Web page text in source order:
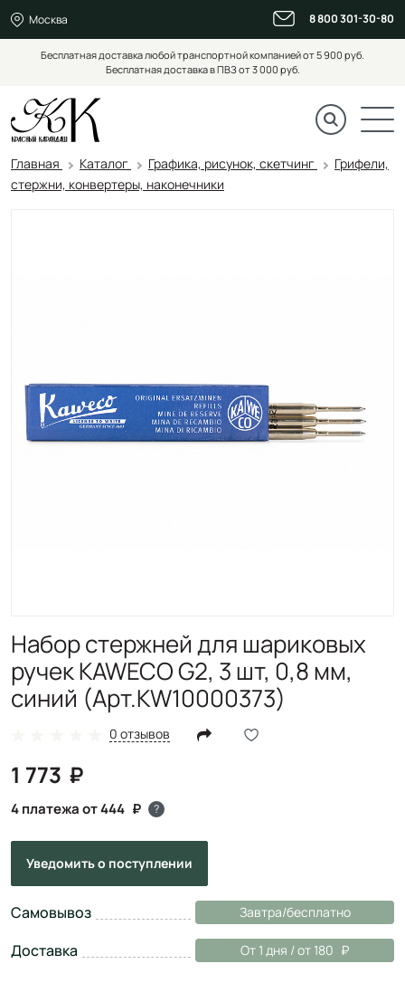
Москва 8 800 301-30-80
Бесплатная доставка любой транспортной компанией от 5 900 руб.
Бесплатная доставка в ПВЗ от 3 000 руб.
Главная Каталог Графика, рисунок, скетчинг
Грифели,
стержни, конвертеры, наконечники
Набор стержней для шариковых
ручек KAWECO G2, 3 шт, 0,8 мм,
синий (Арт.KW10000373)
0 отзывов
1 773
4 платежа от 444 ?
Уведомитьо поступлении
Самовывоз Завтра/бесплатно
Доставка От 1 дня / от 180